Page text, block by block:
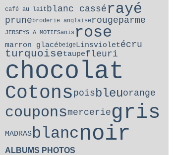
café au laitblanc cassé rayé
prune broderie anglaiserougeparme
JERSEYS A MOTIFSanis rose
marron glacé beigeLinsvioletécru
turquoisetaupefleuri
chocolat
Cotons poisbleuorange
couponsmercerie gris
MADRASblancnoir
ALBUMS PHOTOS